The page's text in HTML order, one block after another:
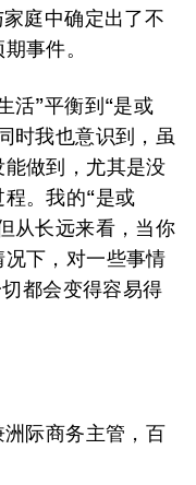
庭中确定出了不
事件。
活”平衡到“是或
时我也意识到，虽
做到，尤其是没
。我的“是或
从长远来看，当你
下，对一些事情
都会变得容易得
际商务主管，百